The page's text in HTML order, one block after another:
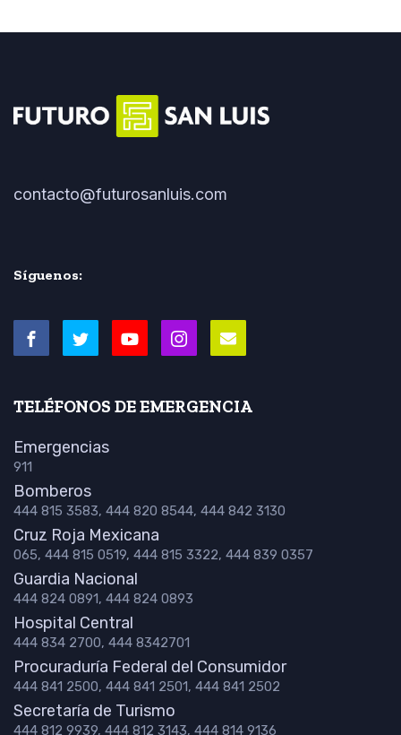
contacto@futurosanluis.com
Síguenos:
TELÉFONOS DE EMERGENCIA
Emergencias
911
Bomberos
444 815 3583, 444 820 8544, 444 842 3130
Cruz Roja Mexicana
065, 444 815 0519, 444 815 3322, 444 839 0357
Guardia Nacional
444 824 0891, 444 824 0893
Hospital Central
444 834 2700, 444 8342701
Procuraduría Federal del Consumidor
444 841 2500, 444 841 2501, 444 841 2502
Secretaría de Turismo
444 812 9939, 444 812 3143, 444 814 9136